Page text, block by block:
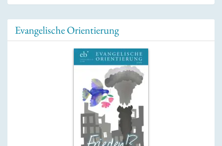
Evangelische Orientierung